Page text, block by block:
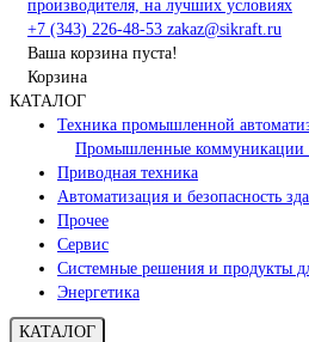
+7 (343) 226-48-53 zakaz@sikraft.ru
Ваша корзина пуста!
Корзина
КАТАЛОГ
Техника промышленной
Промышленные коммуникации
Приводная техника
Автоматизация и безопасность
Прочее
Сервис
Системные решения и продукты
Энергетика
КАТАЛОГ